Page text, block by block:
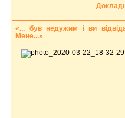
«... був недужим і ви
Мене...»